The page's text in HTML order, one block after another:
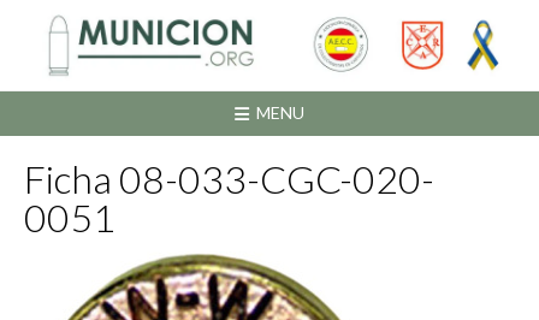
contenido
MENU
Ficha 08-033-CGC-020-
0051